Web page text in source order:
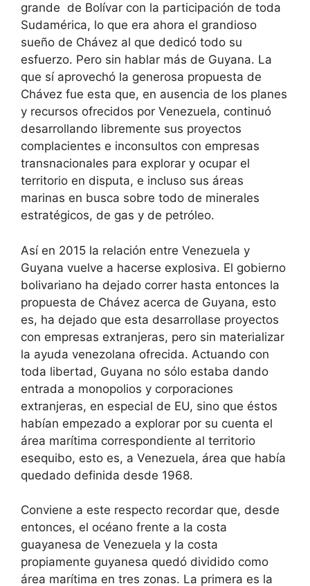
grande de Bolívar con la participación de toda
Sudamérica, lo que era ahora el grandioso
sueño de Chávez al que dedicó todo su
esfuerzo. Pero sin hablar más de Guyana. La
que sí aprovechó la generosa propuesta de
Chávez fue esta que, en ausencia de los planes
y recursos ofrecidos por Venezuela, continuó
desarrollando libremente sus proyectos
complacientes e inconsultos con empresas
transnacionales para explorar y ocupar el
territorio en disputa, e incluso sus áreas
marinas en busca sobre todo de minerales
estratégicos, de gas y de petróleo.
Así en 2015 la relación entre Venezuela y
Guyana vuelve a hacerse explosiva. El gobierno
bolivariano ha dejado correr hasta entonces la
propuesta de Chávez acerca de Guyana, esto
es, ha dejado que esta desarrollase proyectos
con empresas extranjeras, pero sin materializar
la ayuda venezolana ofrecida. Actuando con
toda libertad, Guyana no sólo estaba dando
entrada a monopolios y corporaciones
extranjeras, en especial de EU, sino que éstos
habían empezado a explorar por su cuenta el
área marítima correspondiente al territorio
esequibo, esto es, a Venezuela, área que había
quedado definida desde 1968.
Conviene a este respecto recordar que, desde
entonces, el océano frente a la costa
guayanesa de Venezuela y la costa
propiamente guyanesa quedó dividido como
área marítima en tres zonas. La primera es la